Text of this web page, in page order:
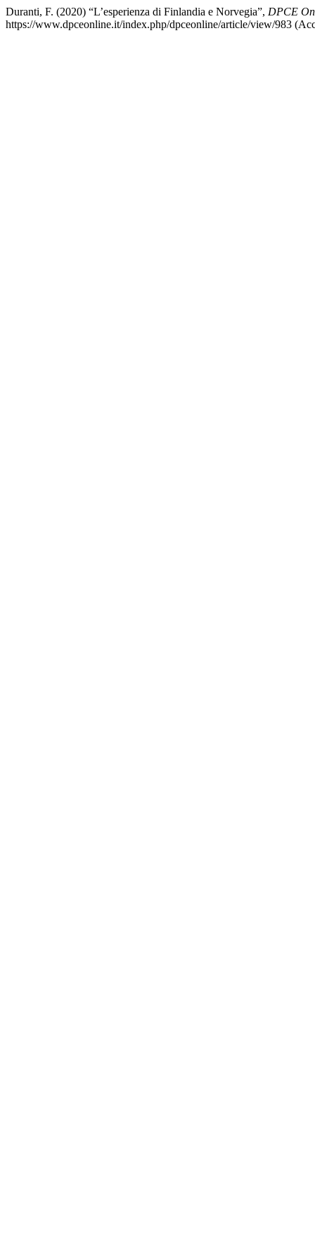
Duranti, F. (2020) “L’esperienza di Finlandia e Norvegia”, DPCE
https://www.dpceonline.it/index.php/dpceonline/article/view/983